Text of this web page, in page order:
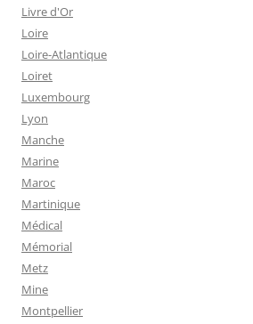
Livre d'Or
Loire
Loire-Atlantique
Loiret
Luxembourg
Lyon
Manche
Marine
Maroc
Martinique
Médical
Mémorial
Metz
Mine
Montpellier